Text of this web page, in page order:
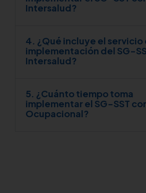
Intersalud?
4. ¿Qué incluye el servicio
implementación del SG-
Intersalud?
5. ¿Cuánto tiempo toma
implementar el SG-SST
Ocupacional?